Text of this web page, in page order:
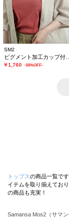
SM2
￥1,760 -50%OFF-
トップスの商品一覧です
イテムを取り揃えてお
の商品も充実！
Samansa Mos2（サマ